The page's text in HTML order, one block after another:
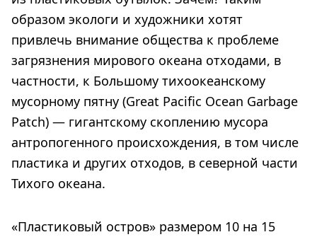
образом экологи и художники хотят
привлечь внимание общества к проблеме
загрязнения мирового океана отходами, в
частности, к Большому тихоокеанскому
мусорному пятну (Great Pacific Ocean Garbage
Patch) — гигантскому скоплению мусора
антропогенного происхождения, в том числе
пластика и других отходов, в северной части
Тихого океана.
«Пластиковый остров» размером 10 на 15